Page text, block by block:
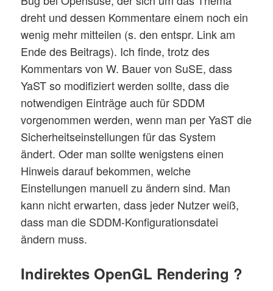
dreht und dessen Kommentare einem noch ein
wenig mehr mitteilen (s. den entspr. Link am
Ende des Beitrags). Ich finde, trotz des
Kommentars von W. Bauer von SuSE, dass
YaST so modifiziert werden sollte, dass die
notwendigen Einträge auch für SDDM
vorgenommen werden, wenn man per YaST die
Sicherheitseinstellungen für das System
ändert. Oder man sollte wenigstens einen
Hinweis darauf bekommen, welche
Einstellungen manuell zu ändern sind. Man
kann nicht erwarten, dass jeder Nutzer weiß,
dass man die SDDM-Konfigurationsdatei
ändern muss.
Indirektes OpenGL Rendering ?